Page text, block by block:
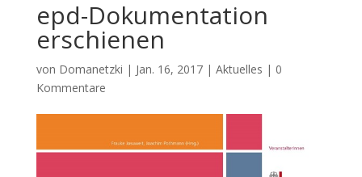
epd-Dokumentation
erschienen
von Domanetzki | Jan. 16, 2017| Aktuelles | 0
Kommentare